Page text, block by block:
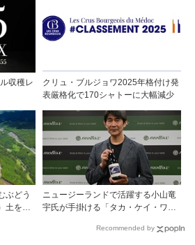
収穫レ
クリュ・ブルジョワ2025年格付け発
表厳格化で170シャトーに大幅減少
ぶどう
土を作
ニュージーランドで活躍する小山竜
宇氏が手掛ける「タカ・ケイ・ワイ
Recommended by